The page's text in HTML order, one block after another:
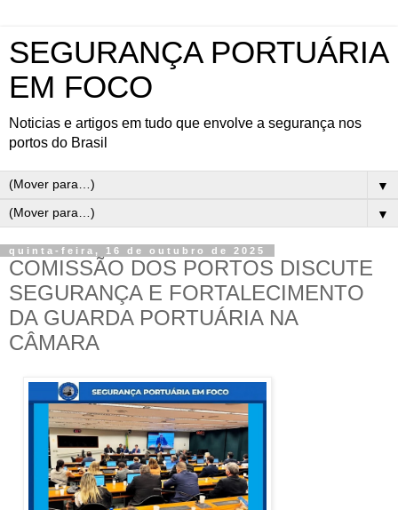
SEGURANÇA PORTUÁRIA
EM FOCO
Noticias e artigos em tudo que envolve a segurança nos
portos do Brasil
▼
▼
quinta-feira, 16 de outubro de 2025
COMISSÃO DOS PORTOS DISCUTE
SEGURANÇA E FORTALECIMENTO
DA GUARDA PORTUÁRIA NA
CÂMARA